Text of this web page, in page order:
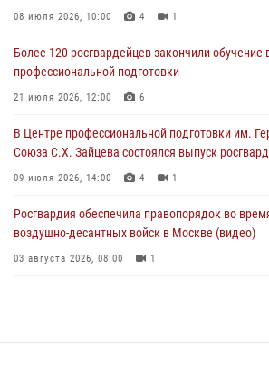
на охранника торгового центра (видео)
В Главном управлении Росгвардии по городу
работы подразделений за прошедший месяц
08 июля 2026, 10:00 4 1
Более 120 росгвардейцев закончили обучение
профессиональной подготовки
21 июля 2026, 12:00 6
В Центре профессиональной подготовки им.
Союза С.Х. Зайцева состоялся выпуск
09 июля 2026, 14:00 4 1
Росгвардия обеспечила правопорядок во
воздушно-десантных войск в Москве (видео)
03 августа 2026, 08:00 1